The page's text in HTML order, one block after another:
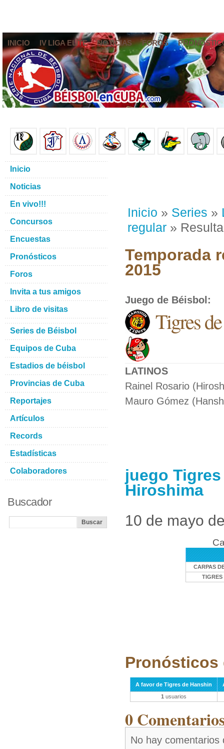
INICIO IV LIGA ELITE NOTICIAS FOROS
Inicio » Series »
regular »
Temporada
2015
Juego de Béisbol :
Tigres
LATINOS
Rainel Rosario
Mauro Gómez
juego
Hiroshima
10 de mayo
CARPAS
TIGRES
Pronósticos
A favor de Tigres de Hanshin
1 usuarios
0
No hay comentarios
Inicio
Noticias
En vivo!!!
Concursos
Encuestas
Pronósticos
Foros
Invita a tus amigos
Libro de visitas
Series de Béisbol
Equipos de Cuba
Estadios de béisbol
Provincias de Cuba
Reportajes
Artículos
Records
Estadísticas
Colaboradores
Buscador